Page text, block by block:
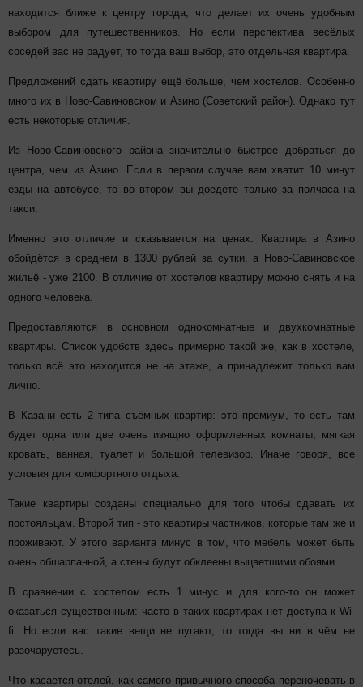
находится ближе к центру города, что делает их очень удобным
выбором для путешественников. Но если перспектива весёлых
соседей вас не радует, то тогда ваш выбор, это отдельная квартира.
Предложений сдать квартиру ещё больше, чем хостелов. Особенно
много их в Ново-Савиновском и Азино (Советский район). Однако тут
есть некоторые отличия.
Из Ново-Савиновского района значительно быстрее добраться до
центра, чем из Азино. Если в первом случае вам хватит 10 минут
езды на автобусе, то во втором вы доедете только за полчаса на
такси.
Именно это отличие и сказывается на ценах. Квартира в Азино
обойдётся в среднем в 1300 рублей за сутки, а Ново-Савиновское
жильё - уже 2100. В отличие от хостелов квартиру можно снять и на
одного человека.
Предоставляются в основном однокомнатные и двухкомнатные
квартиры. Список удобств здесь примерно такой же, как в хостеле,
только всё это находится не на этаже, а принадлежит только вам
лично.
В Казани есть 2 типа съёмных квартир: это премиум, то есть там
будет одна или две очень изящно оформленных комнаты, мягкая
кровать, ванная, туалет и большой телевизор. Иначе говоря, все
условия для комфортного отдыха.
Такие квартиры созданы специально для того чтобы сдавать их
постояльцам. Второй тип - это квартиры частников, которые там же и
проживают. У этого варианта минус в том, что мебель может быть
очень обшарпанной, а стены будут обклеены выцветшими обоями.
В сравнении с хостелом есть 1 минус и для кого-то он может
оказаться существенным: часто в таких квартирах нет доступа к Wi-
fi. Но если вас такие вещи не пугают, то тогда вы ни в чём не
разочаруетесь.
Что касается отелей, как самого привычного способа переночевать в